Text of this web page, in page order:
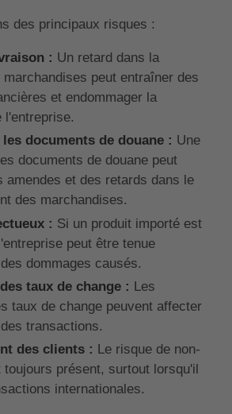
des principaux risques :
: Un retard dans la
marchandises peut entraîner des
et endommager la
l'entreprise.
documents de douane : Une
documents de douane peut
amendes et des retards dans le
des marchandises.
: Si un produit importé est
peut être tenue
dommages causés.
taux de change : Les
taux de change peuvent affecter
transactions.
des clients : Le risque de non-
toujours présent, surtout lorsqu'il
internationales.